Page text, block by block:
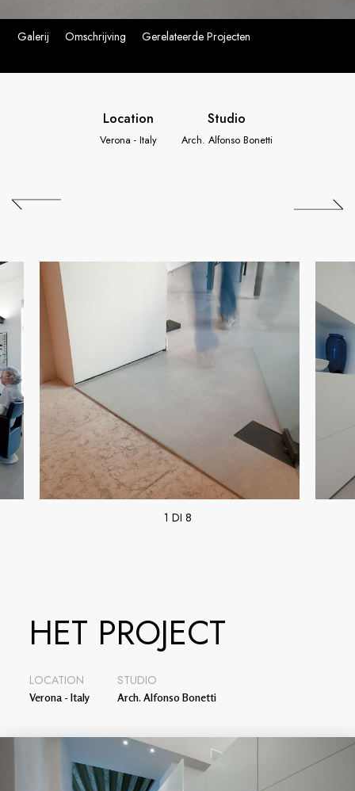
Galerij Omschrijving Gerelateerde Projecten
Location
Verona - Italy
Studio
Arch. Alfonso Bonetti
1 DI 8
HET PROJECT
LOCATION
Verona - Italy
STUDIO
Arch. Alfonso Bonetti